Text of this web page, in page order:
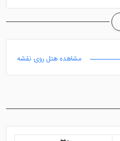
مشاهده هتل روی نقشه